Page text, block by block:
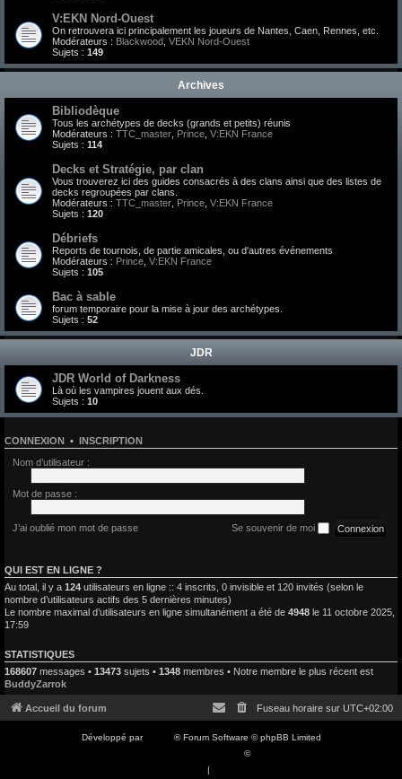
V:EKN Nord-Ouest
On retrouvera ici principalement les joueurs de Nantes, Caen, Rennes, etc.
Modérateurs : Blackwood VEKN Nord-Ouest
Sujets : 149
Archives
Bibliodèque
Tous les archétypes de decks (grands et petits) réunis
Modérateurs : TTC_master Prince V:EKN France
Sujets : 114
Decks et Stratégie, par clan
Vous trouverez ici des guides consacrés à des clans ainsi que des listes de
decks regroupées par clans.
Modérateurs : TTC_master Prince V:EKN France
Sujets : 120
Débriefs
Reports de tournois, de partie amicales, ou d'autres événements
Modérateurs : Prince V:EKN France
Sujets : 105
Bac à sable
forum temporaire pour la mise à jour des archétypes.
Sujets : 52
JDR
JDR World of Darkness
Là où les vampires jouent aux dés.
Sujets : 10
CONNEXION • INSCRIPTION
Nom d’utilisateur :
Mot de passe :
J’ai oublié mon mot de passe Se souvenir de moi
QUI EST EN LIGNE ?
Au total, il y a 124 utilisateurs en ligne :: 4 inscrits, 0 invisible et 120 invités (selon le
nombre d’utilisateurs actifs des 5 dernières minutes)
Le nombre maximal d’utilisateurs en ligne simultanément a été de 4948 le 11 octobre 2025,
17:59
STATISTIQUES
168607 messages • 13473 sujets • 1348 membres • Notre membre le plus récent est
BuddyZarrok
Accueil du forum Fuseau horaire sur UTC+02:00
Développé par
® Forum Software © phpBB Limited
©
|